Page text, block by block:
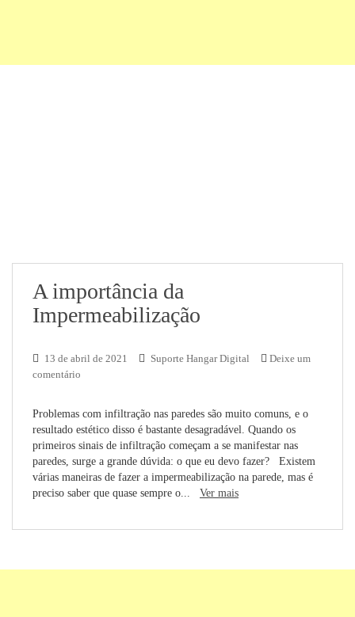
A importância da
Impermeabilização
13 de abril de 2021 Suporte Hangar Digital
Deixe um
comentário
Problemas com infiltração nas paredes são muito comuns, e o
resultado estético disso é bastante desagradável. Quando os
primeiros sinais de infiltração começam a se manifestar nas
paredes, surge a grande dúvida: o que eu devo fazer? Existem
várias maneiras de fazer a impermeabilização na parede, mas é
preciso saber que quase sempre o... Ver mais